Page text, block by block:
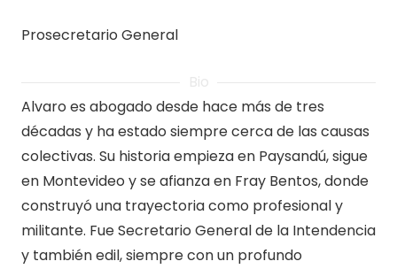
Prosecretario General
Alvaro es abogado desde hace más de tres
décadas y ha estado siempre cerca de las causas
colectivas. Su historia empieza en Paysandú, sigue
en Montevideo y se afianza en Fray Bentos, donde
construyó una trayectoria como profesional y
militante. Fue Secretario General de la Intendencia
y también edil, siempre con un profundo